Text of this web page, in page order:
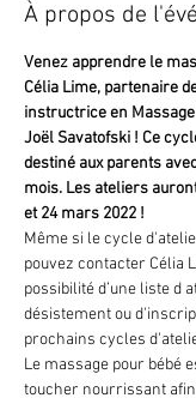
À propos de
Venez apprendre le
Célia Lime, partenaire
instructrice en
Joël Savatofski ! Ce
destiné aux parents
mois. Les ateliers
et 24 mars 2022 !
Même si le cycle
pouvez contacter Célia
possibilité d’une liste d
désistement ou
prochains cycles
Le massage pour bébé
toucher nourrissant